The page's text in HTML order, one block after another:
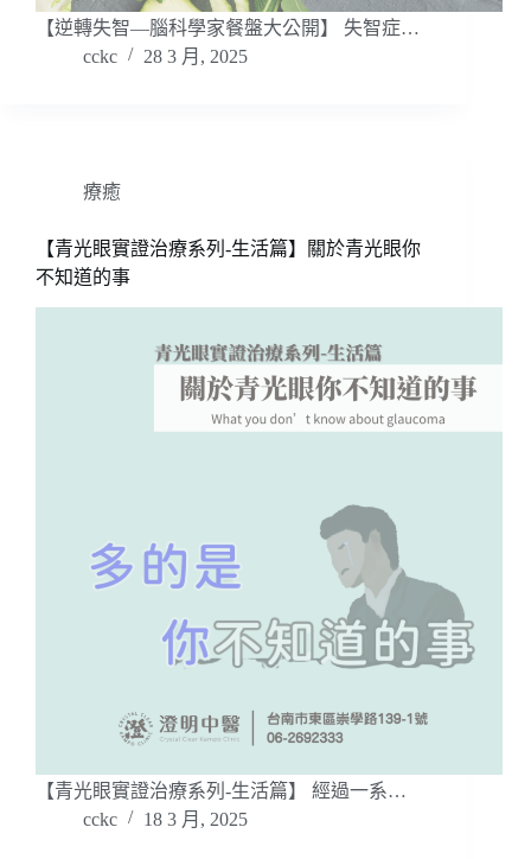
【逆轉失智—腦科學家餐盤大公開】 失智症…
cckc
28 3 月, 2025
療癒
【青光眼實證治療系列-生活篇】​關於青光眼你
不知道的事
【青光眼實證治療系列-生活篇】 經過一系…
cckc
18 3 月, 2025